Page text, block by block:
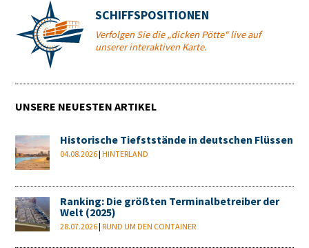
SCHIFFSPOSITIONEN
Verfolgen Sie die „dicken Pötte“ live auf
unserer interaktiven Karte.
UNSERE NEUESTEN ARTIKEL
Historische Tiefststände in deutschen Flüssen
04.08.2026 |HINTERLAND
Ranking: Die größten Terminalbetreiber der
Welt (2025)
28.07.2026 |RUND UM DEN CONTAINER